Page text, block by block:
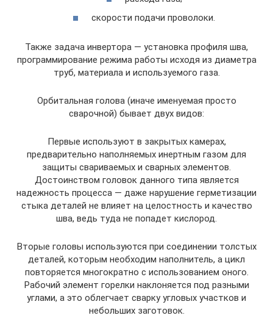
скорости подачи проволоки.
Также задача инвертора — установка профиля шва,
программирование режима работы исходя из диаметра
труб, материала и используемого газа.
Орбитальная голова (иначе именуемая просто
сварочной) бывает двух видов:
Первые используют в закрытых камерах,
предварительно наполняемых инертным газом для
защиты свариваемых и сварных элементов.
Достоинством головок данного типа является
надежность процесса — даже нарушение герметизации
стыка деталей не влияет на целостность и качество
шва, ведь туда не попадет кислород.
Вторые головы используются при соединении толстых
деталей, которым необходим наполнитель, а цикл
повторяется многократно с использованием оного.
Рабочий элемент горелки наклоняется под разными
углами, а это облегчает сварку угловых участков и
небольших заготовок.